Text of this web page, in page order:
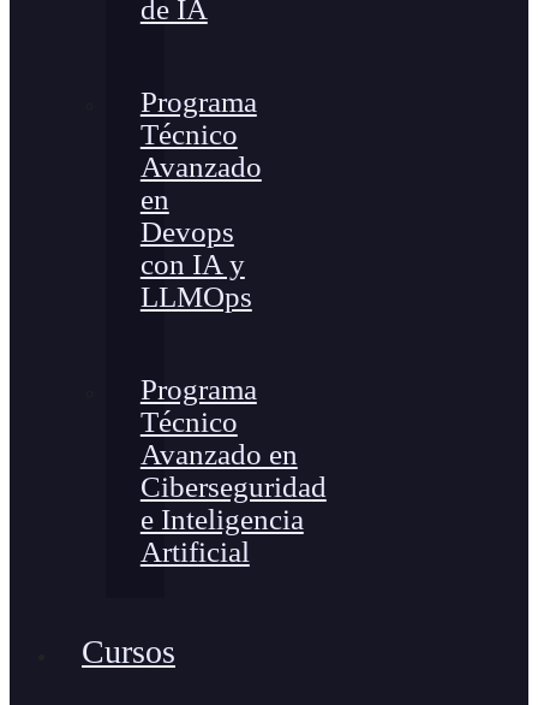
de IA
Programa
Técnico
Avanzado
en
Devops
con IA y
LLMOps
Programa
Técnico
Avanzado en
Ciberseguridad
e Inteligencia
Artificial
Cursos